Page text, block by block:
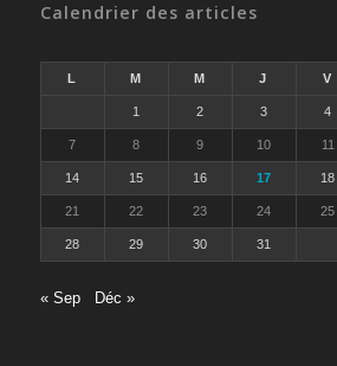
Calendrier des articles
L M M J V
1 2 3 4
7 8 9 10 11
14 15 16 17 18
21 22 23 24 25
28 29 30 31
« Sep Déc »